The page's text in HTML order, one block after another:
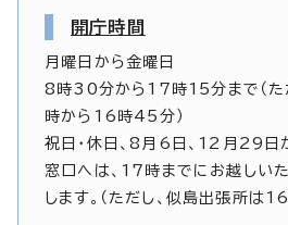
開庁時間
月曜日から金曜日
8時30分から17時15分まで（た
時から16時45分）
祝日・休日、8月6日、12月29
窓口へは、17時までにお越しい
します。（ただし、似島出張所は